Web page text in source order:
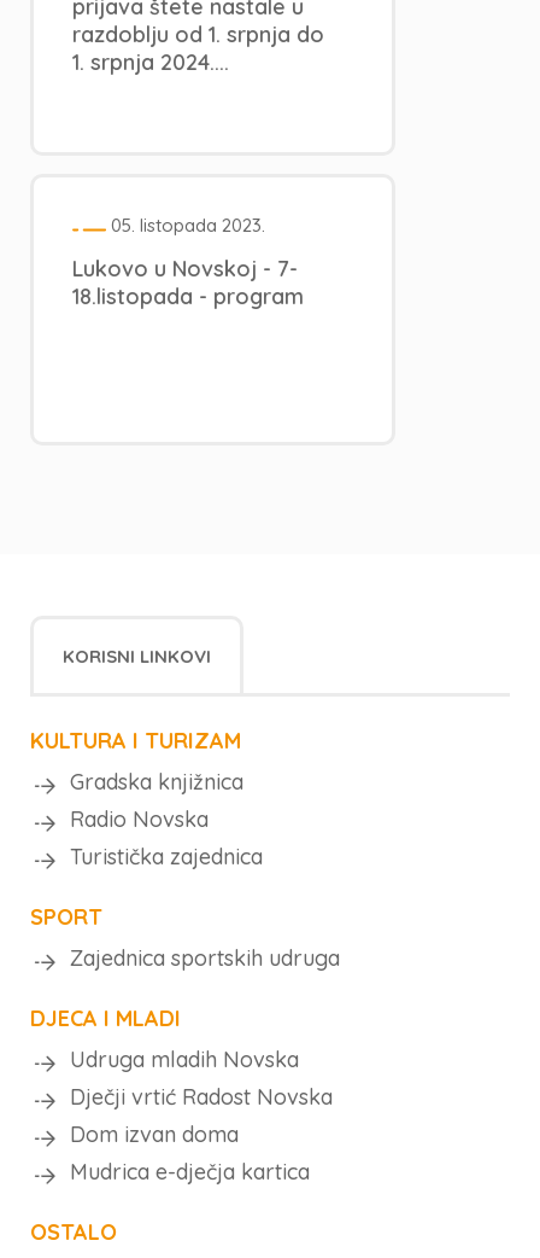
prijava štete nastale u
razdoblju od 1. srpnja do
1. srpnja 2024....
05. listopada 2023.
Lukovo u Novskoj - 7-
18.listopada - program
KORISNI LINKOVI
KULTURA I TURIZAM
Gradska knjižnica
Radio Novska
Turistička zajednica
SPORT
Zajednica sportskih udruga
DJECA I MLADI
Udruga mladih Novska
Dječji vrtić Radost Novska
Dom izvan doma
Mudrica e-dječja kartica
OSTALO